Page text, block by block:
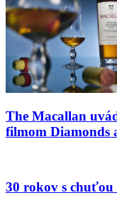
The Macallan
filmom Diamonds
30 rokov s chuťou